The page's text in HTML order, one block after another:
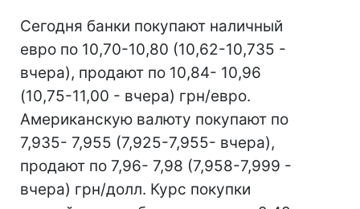
Сегодня банки покупают наличный
евро по 10,70-10,80 (10,62-10,735 -
вчера), продают по 10,84- 10,96
(10,75-11,00 - вчера) грн/евро.
Американскую валюту покупают по
7,935- 7,955 (7,925-7,955- вчера),
продают по 7,96- 7,98 (7,958-7,999 -
вчера) грн/долл. Курс покупки